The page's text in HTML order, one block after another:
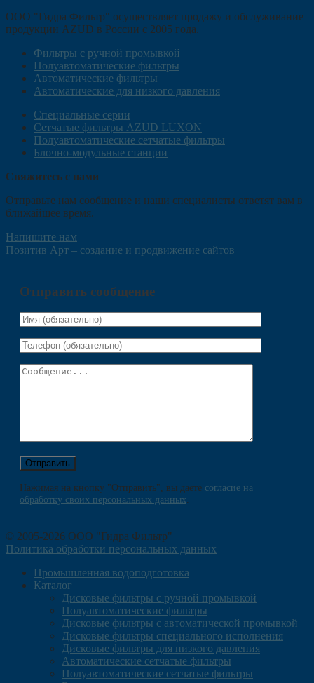
ООО "Гидра Фильтр" осуществляет продажу и обслуживание
продукции AZUD в России с 2005 года.
Фильтры с ручной промывкой
Полуавтоматические фильтры
Автоматические фильтры
Автоматические для низкого давления
Специальные серии
Сетчатые фильтры AZUD LUXON
Полуавтоматические сетчатые фильтры
Блочно-модульные станции
Свяжитесь с нами
Отправьте нам сообщение и наши специалисты ответят вам в
ближайшее время.
Напишите нам
Позитив Арт – создание и продвижение сайтов
Отправить сообщение
Нажимая на кнопку "Отправить", вы даете согласие на
обработку своих персональных данных.
© 2005-2026 ООО "Гидра Фильтр"
Политика обработки персональных данных
Промышленная водоподготовка
Каталог
Дисковые фильтры с ручной промывкой
Полуавтоматические фильтры
Дисковые фильтры с автоматической промывкой
Дисковые фильтры специального исполнения
Дисковые фильтры для низкого давления
Автоматические сетчатые фильтры
Полуавтоматические сетчатые фильтры